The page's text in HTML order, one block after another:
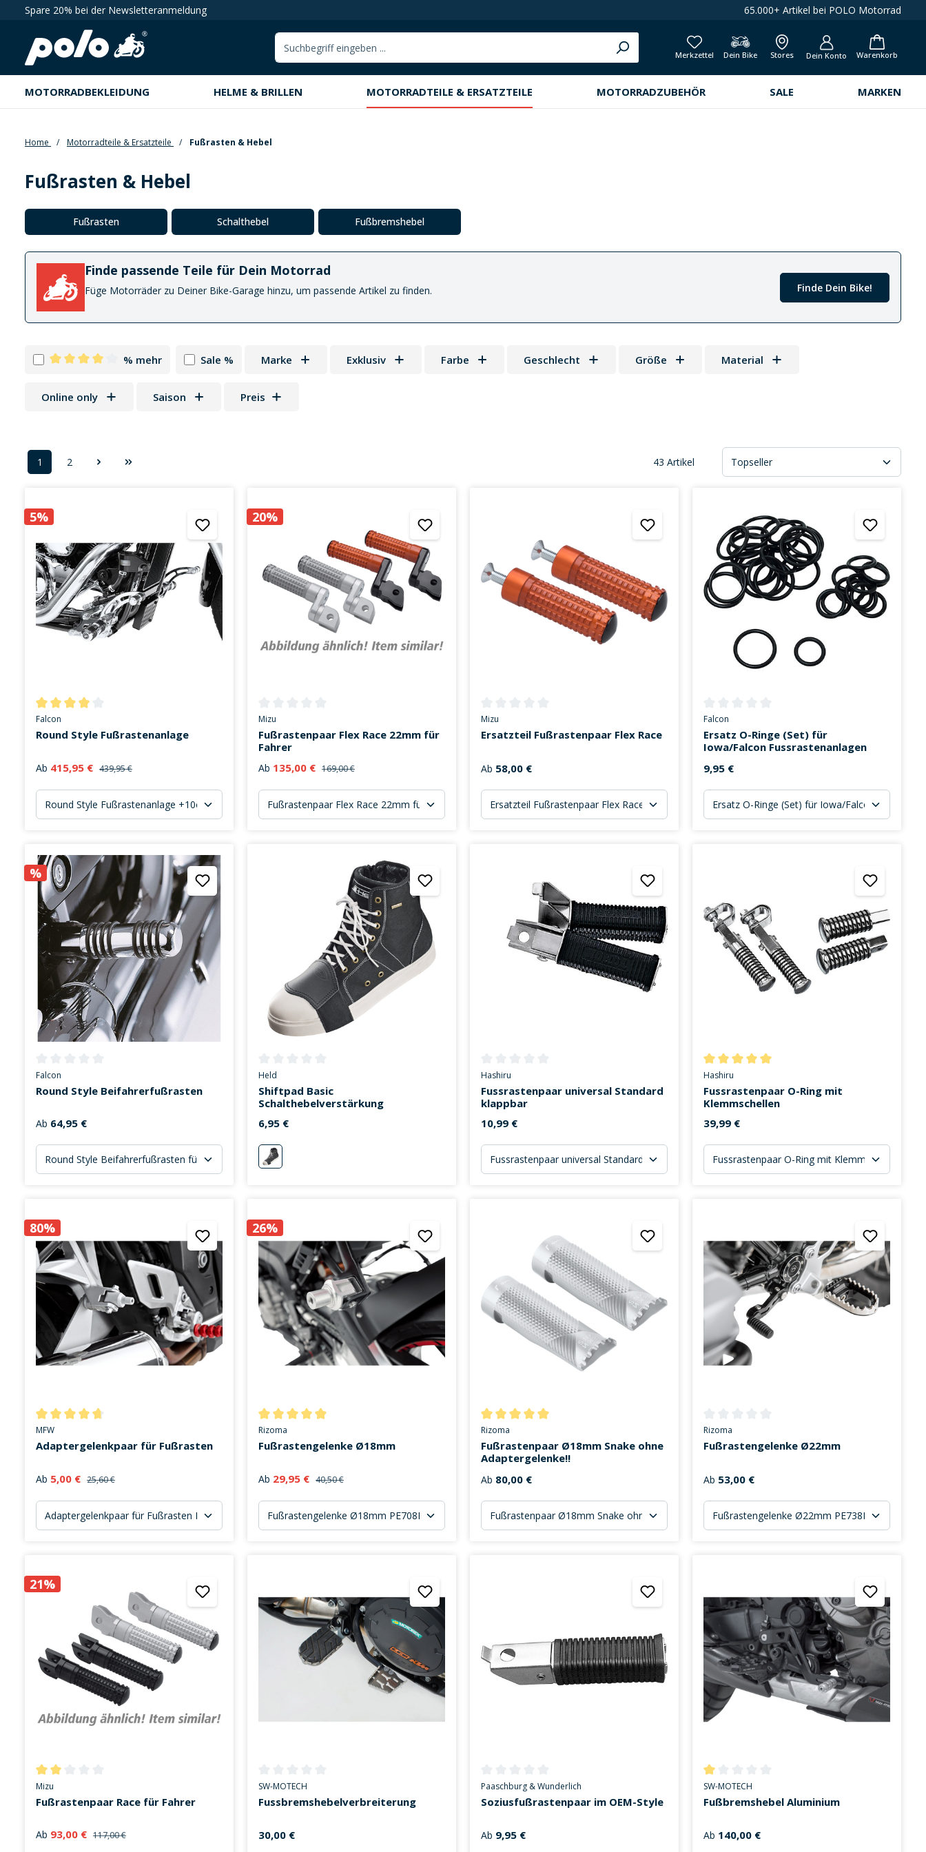
Zur Hauptnavigation springen
Spare 20% bei der Newsletteranmeldung 65.000+ Artikel bei POLO Motorrad
Merkzettel Dein Bike Stores Dein Konto Warenkorb
MOTORRADBEKLEIDUNG HELME & BRILLEN MOTORRADTEILE & ERSATZTEILE MOTORRADZUBEHÖR SALE MARKEN
Home Motorradteile & Ersatzteile Fußrasten & Hebel
Fußrasten & Hebel
Kategoriegalerie überspringen
Fußrasten Schalthebel Fußbremshebel
Finde passende Teile für Dein Motorrad
Füge Motorräder zu Deiner Bike-Garage hinzu, um passende Artikel zu finden. Finde Dein Bike!
% mehr Sale % Marke Exklusiv Farbe Geschlecht Größe Material
Online only Saison Preis
Seite
1 Seite
2 43 Artikel
5%
Durchschnittliche Bewertung von 3.9 von 5 Sternen
Falcon
Round Style Fußrastenanlage
Ab 415,95 € 439,95 €
20%
Durchschnittliche Bewertung von 0 von 5 Sternen
Mizu
Fußrastenpaar Flex Race 22mm für
Fahrer
Ab 135,00 € 169,00 €
Durchschnittliche Bewertung von 0 von 5 Sternen
Mizu
Ersatzteil Fußrastenpaar Flex Race
Ab 58,00 €
Durchschnittliche Bewertung von 0 von 5 Sternen
Falcon
Ersatz O-Ringe (Set) für
Iowa/Falcon Fussrastenanlagen
9,95 €
%
Durchschnittliche Bewertung von 0 von 5 Sternen
Falcon
Round Style Beifahrerfußrasten
Ab 64,95 €
Durchschnittliche Bewertung von 0 von 5 Sternen
Held
Shiftpad Basic
Schalthebelverstärkung
6,95 €
schwarz
Durchschnittliche Bewertung von 0 von 5 Sternen
Hashiru
Fussrastenpaar universal Standard
klappbar
10,99 €
Durchschnittliche Bewertung von 5 von 5 Sternen
Hashiru
Fussrastenpaar O-Ring mit
Klemmschellen
39,99 €
80%
Durchschnittliche Bewertung von 4.6 von 5 Sternen
MFW
Adaptergelenkpaar für Fußrasten
Ab 5,00 € 25,60 €
26%
Durchschnittliche Bewertung von 4.9 von 5 Sternen
Rizoma
Fußrastengelenke Ø18mm
Ab 29,95 € 40,50 €
Durchschnittliche Bewertung von 5 von 5 Sternen
Rizoma
Fußrastenpaar Ø18mm Snake ohne
Adaptergelenke!!
Ab 80,00 €
Durchschnittliche Bewertung von 0 von 5 Sternen
Rizoma
Fußrastengelenke Ø22mm
Ab 53,00 €
21%
Durchschnittliche Bewertung von 2 von 5 Sternen
Mizu
Fußrastenpaar Race für Fahrer
Ab 93,00 € 117,00 €
Durchschnittliche Bewertung von 0 von 5 Sternen
SW-MOTECH
Fussbremshebelverbreiterung
30,00 €
Durchschnittliche Bewertung von 0 von 5 Sternen
Paaschburg & Wunderlich
Soziusfußrastenpaar im OEM-Style
Ab 9,95 €
Durchschnittliche Bewertung von 1 von 5 Sternen
SW-MOTECH
Fußbremshebel Aluminium
Ab 140,00 €